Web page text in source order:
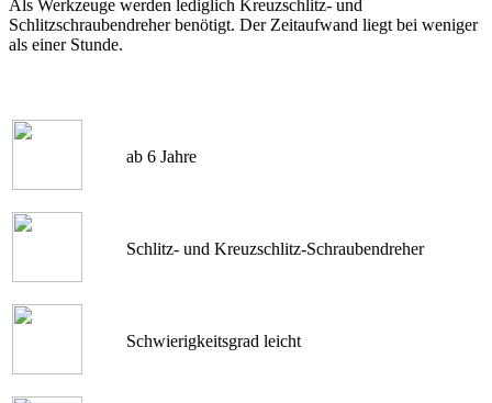
Als Werkzeuge werden lediglich Kreuzschlitz- und
Schlitzschraubendreher benötigt. Der Zeitaufwand liegt bei weniger
als einer Stunde.
ab 6 Jahre
Schlitz- und Kreuzschlitz-Schraubendreher
Schwierigkeitsgrad leicht